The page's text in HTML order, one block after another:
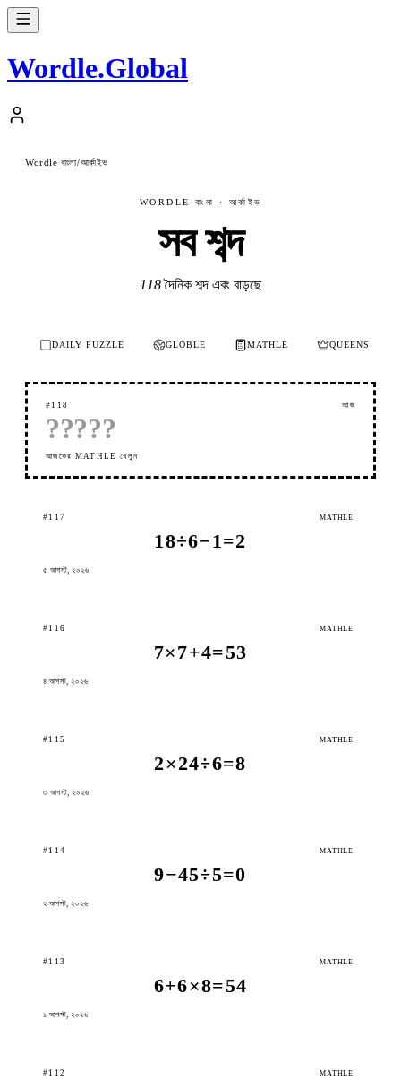
Wordle.Global
Wordle বাংলা/আর্কাইভ
WORDLE বাংলা · আর্কাইভ
সব শব্দ
118দৈনিক শব্দ এবং বাড়ছে
DAILY PUZZLE GLOBLE MATHLE QUEENS
#118 আজ
?????
আজকের MATHLE খেলুন
#117 MATHLE
18÷6−1=2
৫ আগস্ট, ২০২৬
#116 MATHLE
7×7+4=53
৪ আগস্ট, ২০২৬
#115 MATHLE
2×24÷6=8
৩ আগস্ট, ২০২৬
#114 MATHLE
9−45÷5=0
২ আগস্ট, ২০২৬
#113 MATHLE
6+6×8=54
১ আগস্ট, ২০২৬
#112 MATHLE